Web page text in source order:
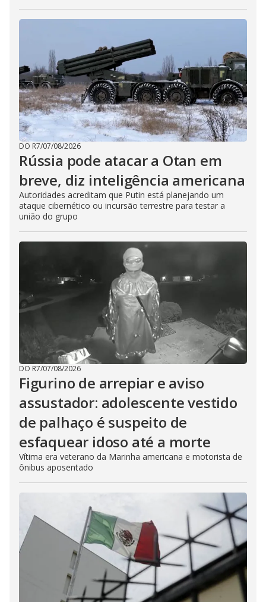
DO R7/07/08/2026
Rússia pode atacar a Otan em
breve, diz inteligência americana
Autoridades acreditam que Putin está planejando um
ataque cibernético ou incursão terrestre para testar a
união do grupo
DO R7/07/08/2026
Figurino de arrepiar e aviso
assustador: adolescente vestido
de palhaço é suspeito de
esfaquear idoso até a morte
Vítima era veterano da Marinha americana e motorista de
ônibus aposentado